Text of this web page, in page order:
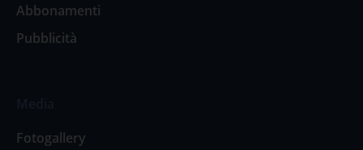
Abbonamenti
Pubblicità
Fotogallery